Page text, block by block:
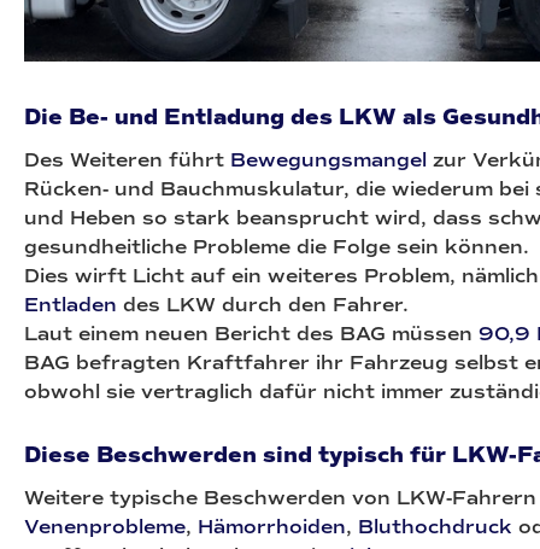
Die Be- und Entladung des LKW als
Des Weiteren führt Bewegungsmangel zur
Rücken- und Bauchmuskulatur, die wiederum bei
und Heben so stark beansprucht wird, dass
gesundheitliche Probleme die Folge sein können.
Dies wirft Licht auf ein weiteres Problem,
Entladen des LKW durch den Fahrer.
Laut einem neuen Bericht des BAG müssen 90,9
BAG befragten Kraftfahrer ihr Fahrzeug selbst
obwohl sie vertraglich dafür nicht immer
Diese Beschwerden sind typisch für LKW-
Weitere typische Beschwerden von LKW-
Venenprobleme, Hämorrhoiden, Bluthochdruck